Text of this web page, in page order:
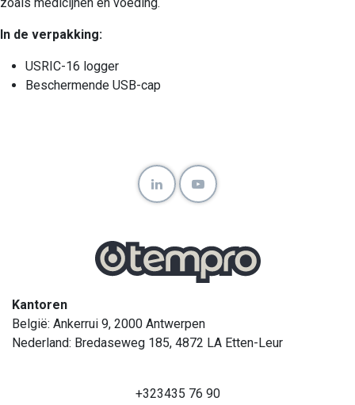
In de verpakking:
USRIC-16 logger
Beschermende USB-cap
Kantoren
België: Ankerrui 9, 2000 Antwerpen
Nederland: Bredaseweg 185, 4872 LA Etten-Leur
+323435 76 90